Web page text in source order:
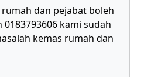
dan pejabat boleh
kami sudah
kemas rumah dan